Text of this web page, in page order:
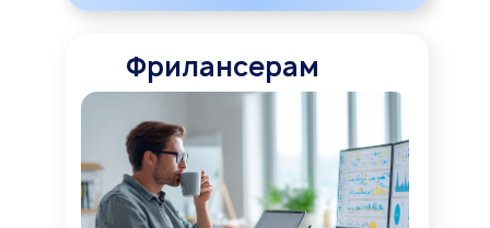
Фрилансерам